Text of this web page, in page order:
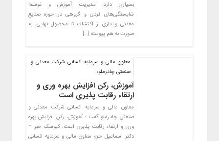
بسیاری دارد. مدیریت آموزش و توسعه
شایستگی‌های فردی و گروهی در حوزه صنایع
معدنی و فلزی از اکتشاف تا محصول نهایی، به
صورت به هم پیوسته […]
معاون مالی و سرمایه انسانی شرکت معدنی و
صنعتی چادرملو:
آموزش، رکن افزایش بهره وری و
ارتقاء رقابت پذیری است
معاون مالی و سرمایه انسانی شرکت معدنی و
صنعتی چادرملو گفت : آموزش، رکن افزایش بهره
وری و ارتقاء رقابت پذیری است. کیوسک خبر –
دکتر اسماعیل خرم معاون مالی و سرمایه انسانی